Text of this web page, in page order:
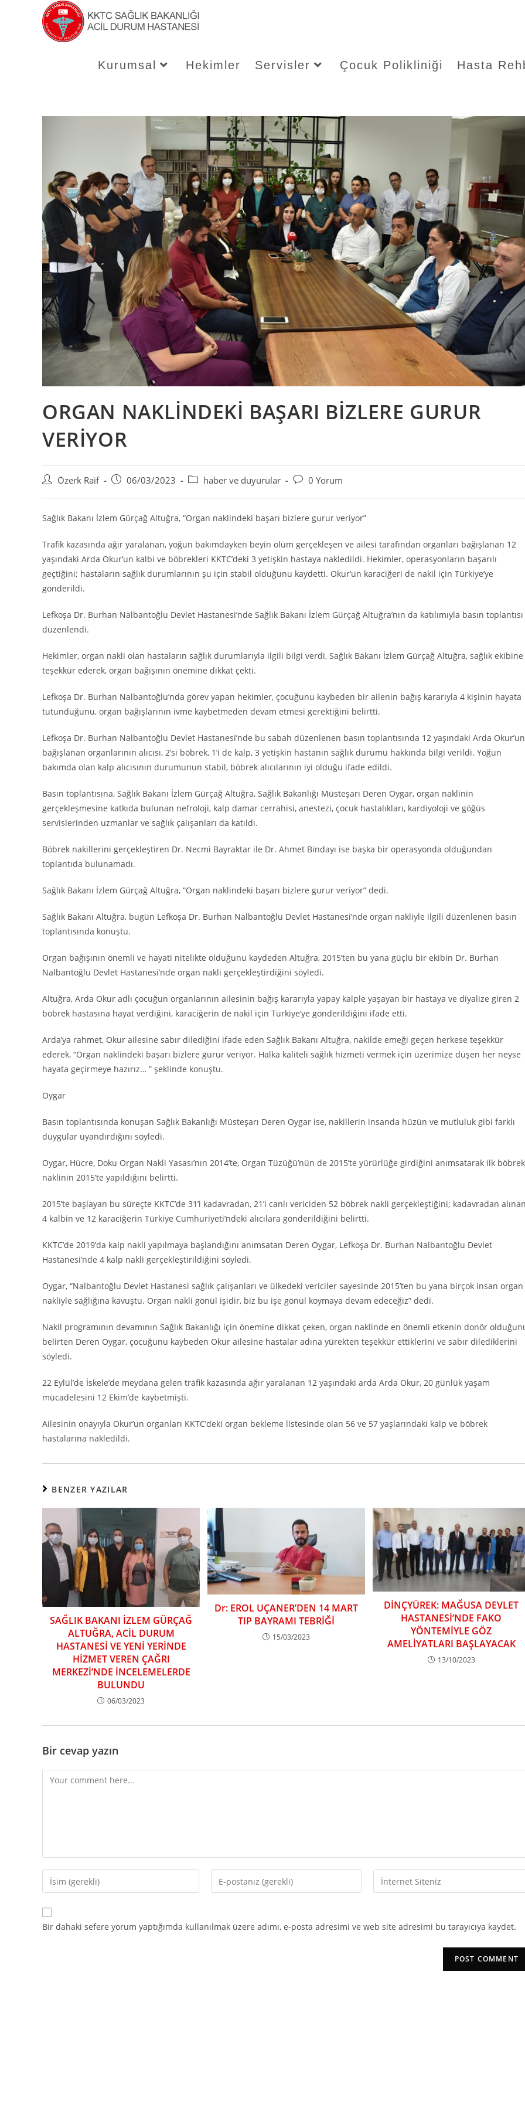
Kurumsal Hekimler Servisler Çocuk Polikliniği Hasta
ORGAN NAKLİNDEKİ BAŞARI BİZLERE GURUR
VERİYOR
Post Özerk Raif
Post06/03/2023
Post haber ve duyurular
Post0 Yorum
Sağlık Bakanı İzlem Gürçağ Altuğra, “Organ naklindeki başarı bizlere gurur veriyor”
Trafik kazasında ağır yaralanan, yoğun bakımdayken beyin ölüm gerçekleşen ve ailesi tarafından organları bağışlanan 12
yaşındaki Arda Okur’un kalbi ve böbrekleri KKTC’deki 3 yetişkin hastaya nakledildi. Hekimler, operasyonların başarılı
geçtiğini; hastaların sağlık durumlarının şu için stabil olduğunu kaydetti. Okur’un karaciğeri de nakil için Türkiye’ye
gönderildi.
Lefkoşa Dr. Burhan Nalbantoğlu Devlet Hastanesi’nde Sağlık Bakanı İzlem Gürçağ Altuğra’nın da katılımıyla basın toplantısı
düzenlendi.
Hekimler, organ nakli olan hastaların sağlık durumlarıyla ilgili bilgi verdi, Sağlık Bakanı İzlem Gürçağ Altuğra, sağlık ekibine
teşekkür ederek, organ bağışının önemine dikkat çekti.
Lefkoşa Dr. Burhan Nalbantoğlu’nda görev yapan hekimler, çocuğunu kaybeden bir ailenin bağış kararıyla 4 kişinin hayata
tutunduğunu, organ bağışlarının ivme kaybetmeden devam etmesi gerektiğini belirtti.
Lefkoşa Dr. Burhan Nalbantoğlu Devlet Hastanesi’nde bu sabah düzenlenen basın toplantısında 12 yaşındaki Arda Okur’un
bağışlanan organlarının alıcısı, 2’si böbrek, 1’i de kalp, 3 yetişkin hastanın sağlık durumu hakkında bilgi verildi. Yoğun
bakımda olan kalp alıcısının durumunun stabil, böbrek alıcılarının iyi olduğu ifade edildi.
Basın toplantısına, Sağlık Bakanı İzlem Gürçağ Altuğra, Sağlık Bakanlığı Müsteşarı Deren Oygar, organ naklinin
gerçekleşmesine katkıda bulunan nefroloji, kalp damar cerrahisi, anestezi, çocuk hastalıkları, kardiyoloji ve göğüs
servislerinden uzmanlar ve sağlık çalışanları da katıldı.
Böbrek nakillerini gerçekleştiren Dr. Necmi Bayraktar ile Dr. Ahmet Bindayı ise başka bir operasyonda olduğundan
toplantıda bulunamadı.
Sağlık Bakanı İzlem Gürçağ Altuğra, “Organ naklindeki başarı bizlere gurur veriyor” dedi.
Sağlık Bakanı Altuğra, bugün Lefkoşa Dr. Burhan Nalbantoğlu Devlet Hastanesi’nde organ nakliyle ilgili düzenlenen basın
toplantısında konuştu.
Organ bağışının önemli ve hayati nitelikte olduğunu kaydeden Altuğra, 2015’ten bu yana güçlü bir ekibin Dr. Burhan
Nalbantoğlu Devlet Hastanesi’nde organ nakli gerçekleştirdiğini söyledi.
Altuğra, Arda Okur adlı çocuğun organlarının ailesinin bağış kararıyla yapay kalple yaşayan bir hastaya ve diyalize giren 2
böbrek hastasına hayat verdiğini, karaciğerin de nakil için Türkiye’ye gönderildiğini ifade etti.
Arda’ya rahmet, Okur ailesine sabır dilediğini ifade eden Sağlık Bakanı Altuğra, nakilde emeği geçen herkese teşekkür
ederek, “Organ naklindeki başarı bizlere gurur veriyor. Halka kaliteli sağlık hizmeti vermek için üzerimize düşen her neyse
hayata geçirmeye hazırız… ” şeklinde konuştu.
Oygar
Basın toplantısında konuşan Sağlık Bakanlığı Müsteşarı Deren Oygar ise, nakillerin insanda hüzün ve mutluluk gibi farklı
duygular uyandırdığını söyledi.
Oygar, Hücre, Doku Organ Nakli Yasası’nın 2014’te, Organ Tüzüğü’nün de 2015’te yürürlüğe girdiğini anımsatarak ilk böbrek
naklinin 2015’te yapıldığını belirtti.
2015’te başlayan bu süreçte KKTC’de 31’i kadavradan, 21’i canlı vericiden 52 böbrek nakli gerçekleştiğini; kadavradan
4 kalbin ve 12 karaciğerin Türkiye Cumhuriyeti’ndeki alıcılara gönderildiğini belirtti.
KKTC’de 2019’da kalp nakli yapılmaya başlandığını anımsatan Deren Oygar, Lefkoşa Dr. Burhan Nalbantoğlu Devlet
Hastanesi’nde 4 kalp nakli gerçekleştirildiğini söyledi.
Oygar, “Nalbantoğlu Devlet Hastanesi sağlık çalışanları ve ülkedeki vericiler sayesinde 2015’ten bu yana birçok insan organ
nakliyle sağlığına kavuştu. Organ nakli gönül işidir, biz bu işe gönül koymaya devam edeceğiz” dedi.
Nakil programının devamının Sağlık Bakanlığı için önemine dikkat çeken, organ naklinde en önemli etkenin donör
belirten Deren Oygar, çocuğunu kaybeden Okur ailesine hastalar adına yürekten teşekkür ettiklerini ve sabır dilediklerini
söyledi.
22 Eylül’de İskele’de meydana gelen trafik kazasında ağır yaralanan 12 yaşındaki arda Arda Okur, 20 günlük yaşam
mücadelesini 12 Ekim’de kaybetmişti.
Ailesinin onayıyla Okur’un organları KKTC’deki organ bekleme listesinde olan 56 ve 57 yaşlarındaki kalp ve böbrek
hastalarına nakledildi.
BENZER YAZILAR
SAĞLIK BAKANI İZLEM GÜRÇAĞ
ALTUĞRA, ACİL DURUM
HASTANESİ VE YENİ YERİNDE
HİZMET VEREN ÇAĞRI
MERKEZİ’NDE İNCELEMELERDE
BULUNDU
06/03/2023
Dr: EROL UÇANER’DEN 14 MART
TIP BAYRAMI TEBRİĞİ
15/03/2023
DİNÇYÜREK: MAĞUSA DEVLET
HASTANESİ’NDE FAKO
YÖNTEMİYLE GÖZ
AMELİYATLARI BAŞLAYACAK
13/10/2023
Bir cevap yazın
Comment
Enter
your
name
or
Enter
your
Enter
your
Bir dahaki sefere yorum yaptığımda kullanılmak üzere adımı, e-posta adresimi ve web site adresimi bu tarayıcıya kaydet.